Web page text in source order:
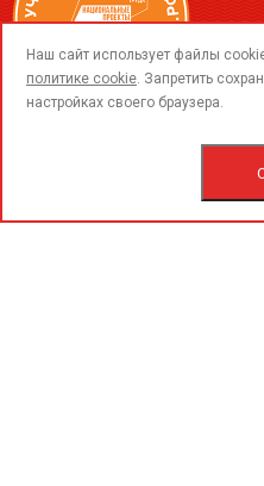
© 2015-2026 ООО «ПерфоГрад».
Наш сайт использует файлы
политике cookie. Запретить
настройках своего браузера.